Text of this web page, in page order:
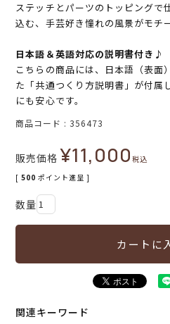
ステッチとパーツのトッピングで
込む、手芸好き憧れの風景がモチ
日本語＆英語対応の説明書付き♪
こちらの商品には、日本語（表面
た「共通つくり方説明書」が付属
にも安心です。
商品コード 356473
販売価格 ¥11,000税込
[ 500 ポイント進呈 ]
カートに
関連キーワード